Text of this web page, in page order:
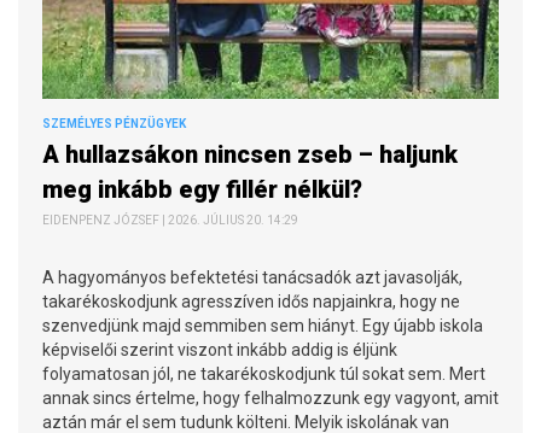
SZEMÉLYES PÉNZÜGYEK
A hullazsákon nincsen zseb – haljunk
meg inkább egy fillér nélkül?
EIDENPENZ JÓZSEF | 2026. JÚLIUS 20. 14:29
A hagyományos befektetési tanácsadók azt javasolják,
takarékoskodjunk agresszíven idős napjainkra, hogy ne
szenvedjünk majd semmiben sem hiányt. Egy újabb iskola
képviselői szerint viszont inkább addig is éljünk
folyamatosan jól, ne takarékoskodjunk túl sokat sem. Mert
annak sincs értelme, hogy felhalmozzunk egy vagyont, amit
aztán már el sem tudunk költeni. Melyik iskolának van